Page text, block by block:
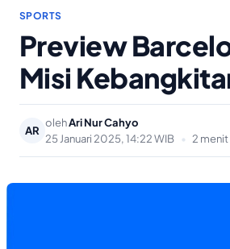
SPORTS
Preview
Misi
AR
olehAri Nur Cahyo
25 Januari 2025, 14:22 WIB
• 2